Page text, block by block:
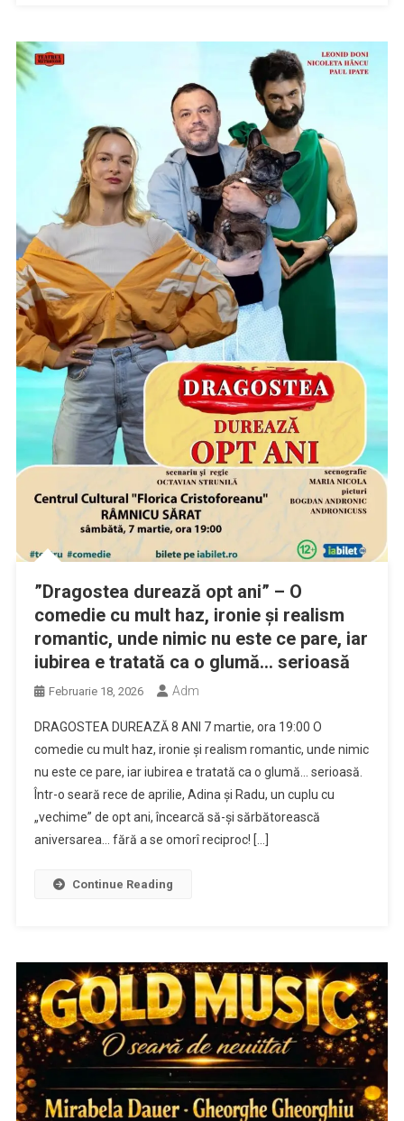
”Dragostea durează opt ani” – O
comedie cu mult haz, ironie și realism
romantic, unde nimic nu este ce pare, iar
iubirea e tratată ca o glumă… serioasă
Februarie 18, 2026 Adm
DRAGOSTEA DUREAZĂ 8 ANI 7 martie, ora 19:00 O
comedie cu mult haz, ironie și realism romantic, unde nimic
nu este ce pare, iar iubirea e tratată ca o glumă… serioasă.
Într-o seară rece de aprilie, Adina și Radu, un cuplu cu
„vechime” de opt ani, încearcă să-și sărbătorească
aniversarea… fără a se omorî reciproc! […]
Continue Reading